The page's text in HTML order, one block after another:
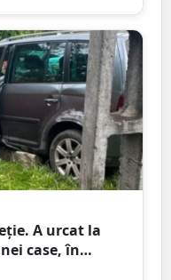
A urcat la
case, în